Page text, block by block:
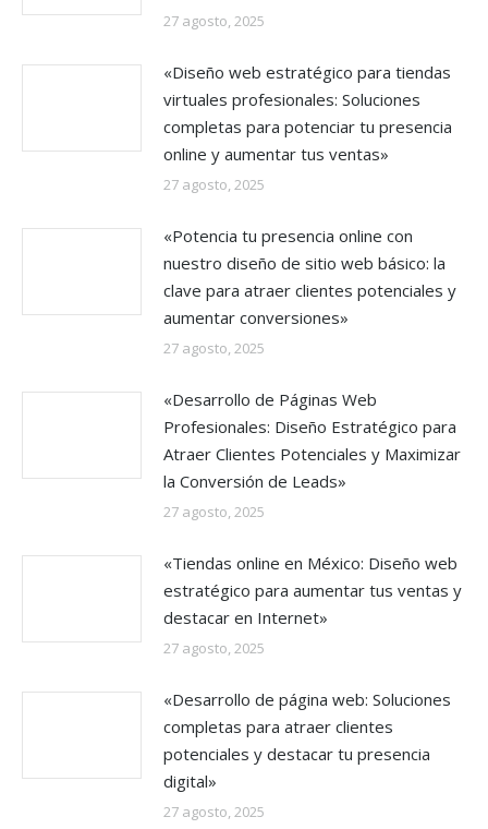
27 agosto, 2025
«Diseño web estratégico para tiendas
virtuales profesionales: Soluciones
completas para potenciar tu presencia
online y aumentar tus ventas»
27 agosto, 2025
«Potencia tu presencia online con
nuestro diseño de sitio web básico: la
clave para atraer clientes potenciales y
aumentar conversiones»
27 agosto, 2025
«Desarrollo de Páginas Web
Profesionales: Diseño Estratégico para
Atraer Clientes Potenciales y Maximizar
la Conversión de Leads»
27 agosto, 2025
«Tiendas online en México: Diseño web
estratégico para aumentar tus ventas y
destacar en Internet»
27 agosto, 2025
«Desarrollo de página web: Soluciones
completas para atraer clientes
potenciales y destacar tu presencia
digital»
27 agosto, 2025